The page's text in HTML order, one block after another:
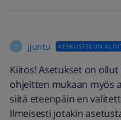
jjuntu KESKUSTELUN
Kiitos! Asetukset on
ohjeitten mukaan myös
siitä eteenpäin en
Ilmeisesti jotakin